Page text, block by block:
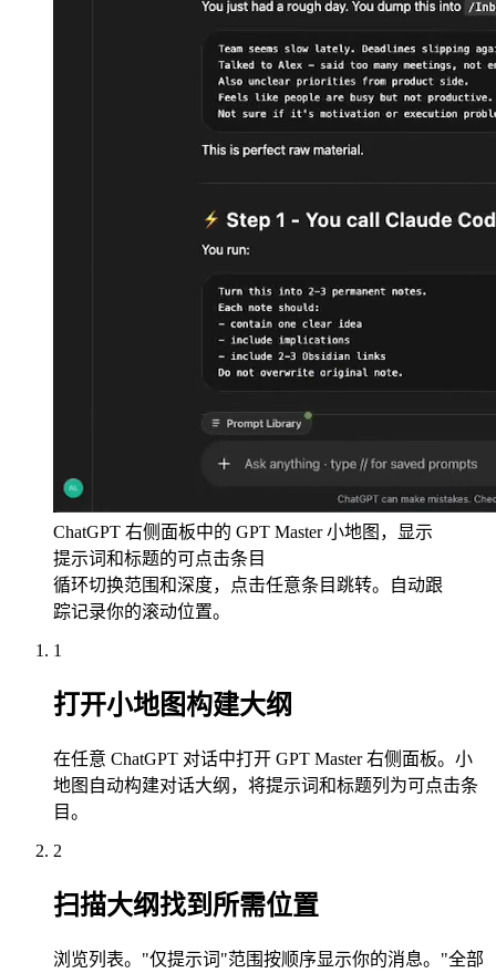
ChatGPT 右侧面板中的 GPT Master 小地图，显示
提示词和标题的可点击条目
循环切换范围和深度，点击任意条目跳转。自动跟
踪记录你的滚动位置。
1
打开小地图构建大纲
在任意 ChatGPT 对话中打开 GPT Master 右侧面板。小
地图自动构建对话大纲，将提示词和标题列为可点击条
目。
2
扫描大纲找到所需位置
浏览列表。"仅提示词"范围按顺序显示你的消息。"全部